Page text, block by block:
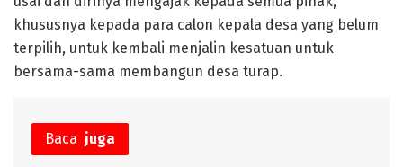
khususnya kepada para calon kepala desa yang belum
terpilih, untuk kembali menjalin kesatuan untuk
bersama-sama membangun desa turap.
Baca juga